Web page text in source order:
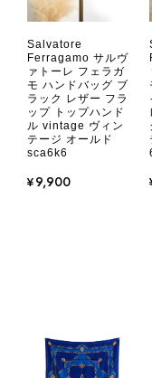
とても気に入りました
です
Salvatore
Ferragamo サルヴ
ァトーレ フェラガ
モ ハンドバッグ ブ
ラック レザー フラ
ップ トップハンド
ル vintage ヴィン
テージ オールド
sca6k6
¥9,900